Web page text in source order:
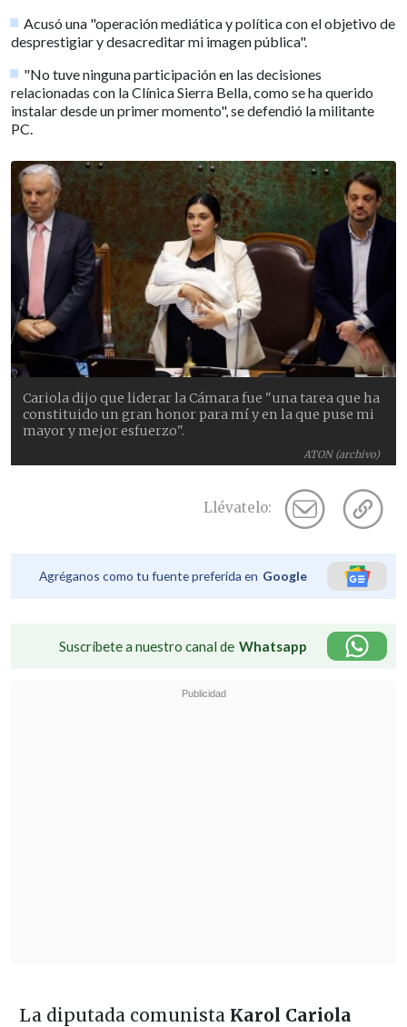
Acusó una "operación mediática y política con el objetivo de
desprestigiar y desacreditar mi imagen pública".
"No tuve ninguna participación en las decisiones
relacionadas con la Clínica Sierra Bella, como se ha querido
instalar desde un primer momento", se defendió la militante
PC.
ATON (archivo)
Cariola dijo que liderar la Cámara fue "una tarea que ha
constituido un gran honor para mí y en la que puse mi
mayor y mejor esfuerzo".
Llévatelo:
Agréganos como tu fuente preferida en Google
Suscríbete a nuestro canal de Whatsapp
La diputada comunista Karol Cariola